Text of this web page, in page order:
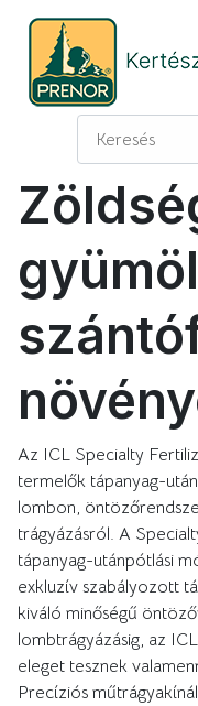
Az ICL Specialty
termelők tápanyag-
lombon,
trágyázásról. A
tápanyag-utánpótlási
exkluzív szabályozott
kiváló minőségű
lombtrágyázásig, az
eleget tesznek
Precíziós